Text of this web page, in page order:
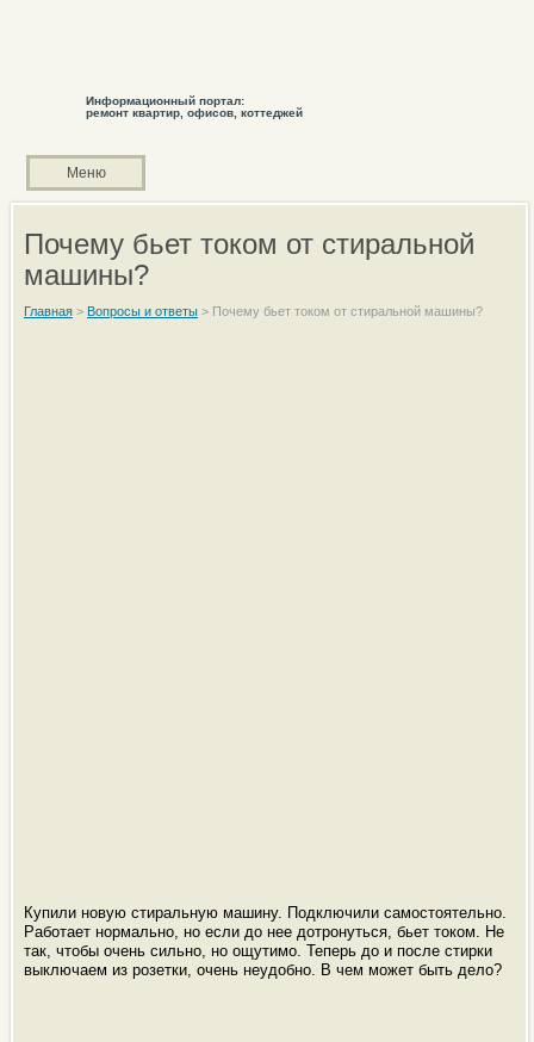
Информационный портал:
ремонт квартир, офисов, коттеджей
Меню
Почему бьет током от стиральной
машины?
Главная> Вопросы и ответы> Почему бьет током от стиральной машины?
Купили новую стиральную машину. Подключили самостоятельно.
Работает нормально, но если до нее дотронуться, бьет током. Не
так, чтобы очень сильно, но ощутимо. Теперь до и после стирки
выключаем из розетки, очень неудобно. В чем может быть дело?